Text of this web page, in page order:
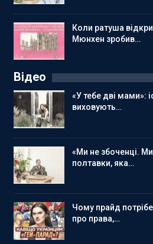
Коли ратуша
Мюнхен зробив…
Відео
«У тебе дві мами»:
виховують…
«Ми не збоченці.
полтавки, яка…
Чому прайд
про права,…